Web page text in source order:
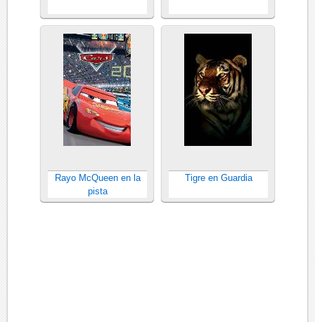
Rayo McQueen en la
pista
Tigre en Guardia